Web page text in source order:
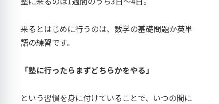
来るとはじめに行うのは、数学の基礎問題か英単
語の練習です。
「塾に行ったらまずどちらかをやる」
という習慣を身に付けていることで、いつの間に